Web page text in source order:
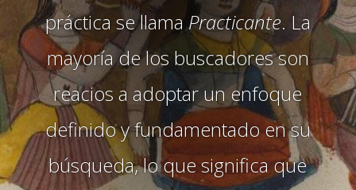
práctica se llamaPracticante. La
mayoría de los buscadores son
reacios a adoptar un enfoque
definido y fundamentado en su
búsqueda, lo que significa que